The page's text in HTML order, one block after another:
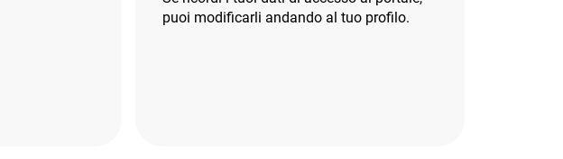
puoi modificarli andando al tuo profilo.